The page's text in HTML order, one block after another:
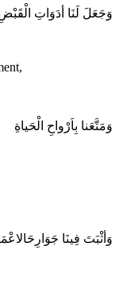
وَجَعَلَ لَنَا أدَوَاتِ
وَمَتَّعَنا بِاَرْواحِ الْحَياةِ
وَأثْبَتَ فِينَا